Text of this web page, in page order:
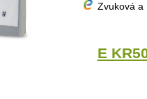
Zvuková a
E